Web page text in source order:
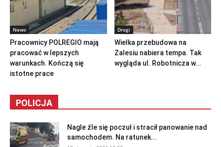
News
Pracownicy POLREGIO mają
pracować w lepszych
warunkach. Kończą się
istotne prace
Drogi
Wielka przebudowa na
Zalesiu nabiera tempa. Tak
wygląda ul. Robotnicza w...
POLICJA
Nagle źle się poczuł i stracił panowanie nad
samochodem. Na ratunek...